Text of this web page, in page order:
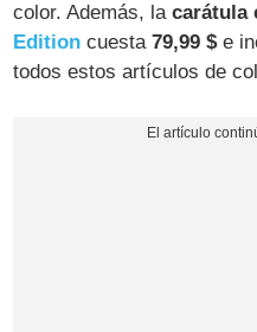
color. Además, lacarátula
Edition cuesta79,99 $e
todos estos artículos de